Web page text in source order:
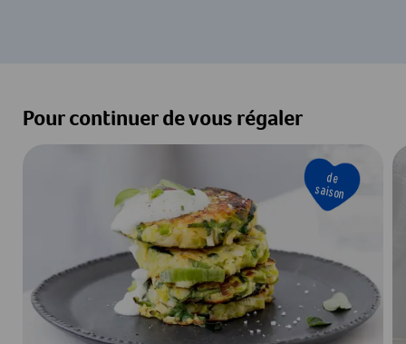
Pour continuer de vous régaler
de
saison